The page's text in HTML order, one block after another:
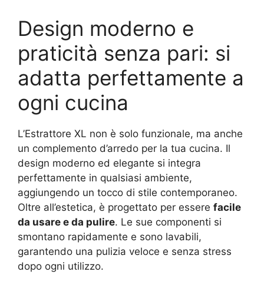
Design moderno e
praticità senza pari: si
adatta perfettamente a
ogni cucina
L’Estrattore XL non è solo funzionale, ma anche
un complemento d’arredo per la tua cucina. Il
design moderno ed elegante si integra
perfettamente in qualsiasi ambiente,
aggiungendo un tocco di stile contemporaneo.
Oltre all’estetica, è progettato per essere facile
da usare e da pulire. Le sue componenti si
smontano rapidamente e sono lavabili,
garantendo una pulizia veloce e senza stress
dopo ogni utilizzo.